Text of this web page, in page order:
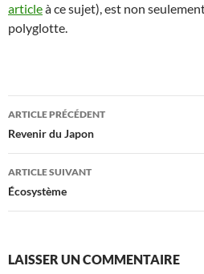
articleà ce sujet), est non
polyglotte.
Navigation
des
articles
ARTICLE PRÉCÉDENT
Revenir du Japon
ARTICLE SUIVANT
Écosystème
LAISSER UN COMMENTAIRE